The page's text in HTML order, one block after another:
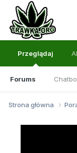
Przeglądaj
Forums
Strona główna